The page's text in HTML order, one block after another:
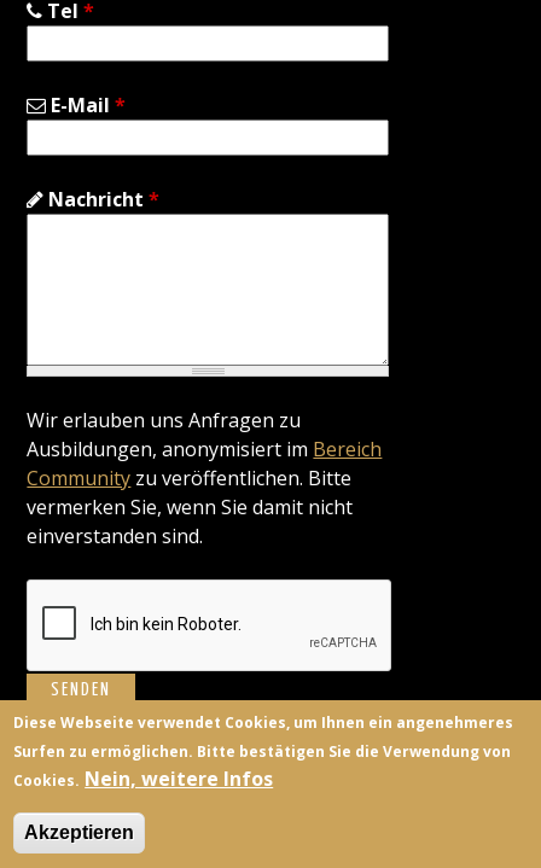
Tel*
E-Mail*
Nachricht*
Wir erlauben uns Anfragen zu
Ausbildungen, anonymisiert im Bereich
Community zu veröffentlichen. Bitte
vermerken Sie, wenn Sie damit nicht
einverstanden sind.
BILDUNGSANBIETER KONTAKT
Diese Webseite verwendet Cookies, um Ihnen ein angenehmeres
Surfen zu ermöglichen. Bitte bestätigen Sie die Verwendung von
Cookies. Nein, weitere Infos
Akzeptieren